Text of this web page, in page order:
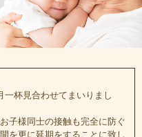
一杯見合わせてまいりまし
子様同士の接触も完全に防ぐ
を更に延期をすることに致し
・相談メニュー
アロマトリートメント
スケジュール